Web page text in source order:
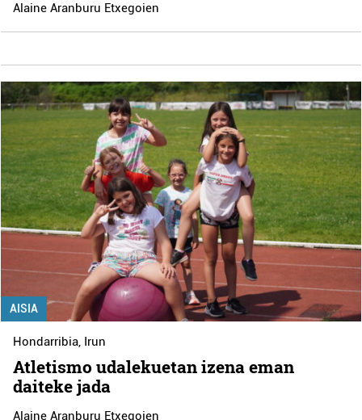
Alaine Aranburu Etxegoien
AISIA
Hondarribia, Irun
Atletismo udalekuetan izena eman
daiteke jada
Alaine Aranburu Etxegoien